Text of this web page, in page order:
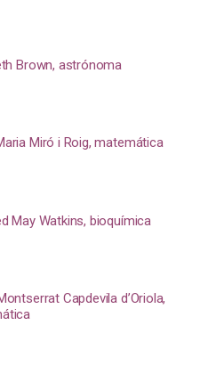
Brown, astrónoma
Miró i Roig, matemática
May Watkins, bioquímica
Capdevila d’Oriola,